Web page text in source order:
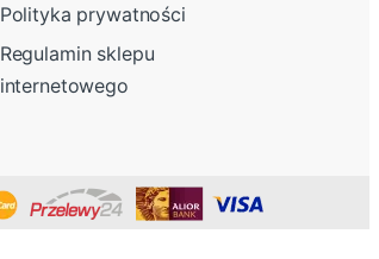
Polityka prywatności
Regulamin sklepu
internetowego